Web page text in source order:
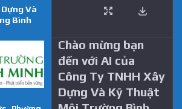
Và
Bình
Chào mừng bạn
đến với AI của
Công Ty TNHH Xây
Dựng Và Kỹ Thuật